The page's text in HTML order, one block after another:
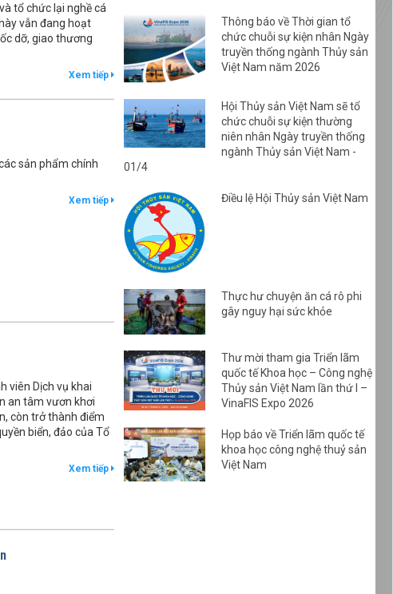
tổ chức lại nghề cá
vẫn đang hoạt
dỡ, giao thương
Xem tiếp
sản phẩm chính
Xem tiếp
viên Dịch vụ khai
an tâm vươn khơi
còn trở thành điểm
biển, đảo của Tổ
Xem tiếp
Thông báo về Thời gian tổ
chức chuỗi sự kiện nhân Ngày
truyền thống ngành Thủy sản
Việt Nam năm 2026
Hội Thủy sản Việt Nam sẽ tổ
chức chuỗi sự kiện thường
niên nhân Ngày truyền thống
ngành Thủy sản Việt Nam -
01/4
Điều lệ Hội Thủy sản Việt Nam
Thực hư chuyện ăn cá rô phi
gây nguy hại sức khỏe
Thư mời tham gia Triển lãm
quốc tế Khoa học – Công nghệ
Thủy sản Việt Nam lần thứ I –
VinaFIS Expo 2026
Họp báo về Triển lãm quốc tế
khoa học công nghệ thuỷ sản
Việt Nam